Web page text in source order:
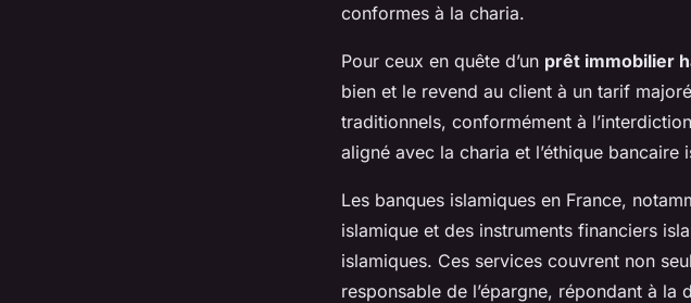
conformes à la charia.
Pour ceux en quête d’un prêt immobilier
bien et le revend au client à un tarif
traditionnels, conformément à
aligné avec la charia et l’éthique bancaire
Les banques islamiques en France,
islamique et des instruments financiers
islamiques. Ces services couvrent non
responsable de l’épargne, répondant à la